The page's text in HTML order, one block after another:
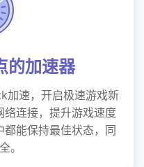
的加速器
速，开启极速游戏新
连接，提升游戏速度
能保持最佳状态，同
。